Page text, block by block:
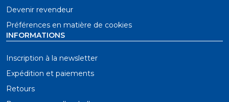
Devenir revendeur
Préférences en matière de cookies
INFORMATIONS
Inscription à la newsletter
Expédition et paiements
Retours